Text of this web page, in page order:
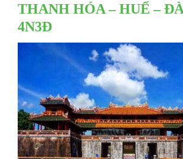
THANH HÓA – HUẾ –
4N3Đ